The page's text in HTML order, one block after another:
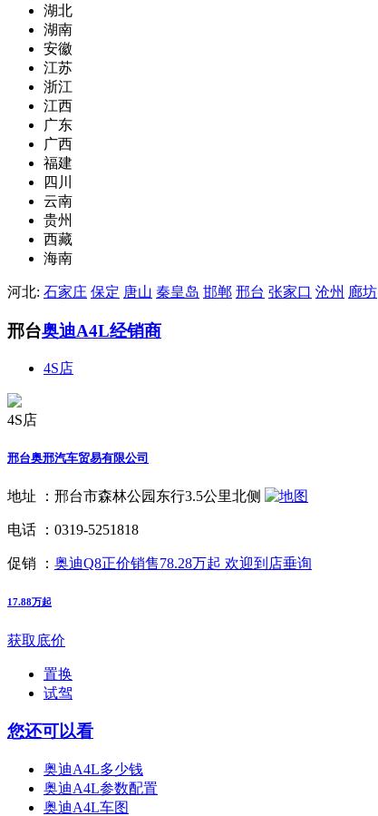
湖北
湖南
安徽
江苏
浙江
江西
广东
广西
福建
四川
云南
贵州
西藏
海南
河北: 石家庄 保定 唐山 秦皇岛 邯郸 邢台 张家口 沧州 廊坊
邢台奥迪A4L经销商
4S店
4S店
邢台奥邢汽车贸易有限公司
地址 ： 邢台市森林公园东行3.5公里北侧
电话 ： 0319-5251818
促销 ： 奥迪Q8正价销售78.28万起 欢迎到店垂询
17.88万起
获取底价
置换
试驾
您还可以看
奥迪A4L多少钱
奥迪A4L参数配置
奥迪A4L车图